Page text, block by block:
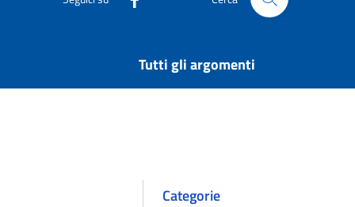
Tutti gli argomenti
Categorie